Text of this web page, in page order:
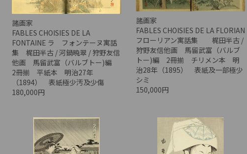
諸画家
FABLES CHOISIES DE LA
FONTAINE ラ フォンテーヌ寓話
集 梶田半古 / 河鍋暁翠 / 狩野友信
他画 馬留武富（バルブトー)編
2冊揃 平紙本 明治27年
（1894） 表紙極少汚及少傷
180,000円
諸画家
FABLES CHOISIES DE LA FLORIAN
フローリアン寓話集 梶田半古 /
狩野友信他画 馬留武富（バルブ
トー)編 2冊揃 チリメン本 明
治28年（1895） 表紙及一部極少
シミ
150,000円